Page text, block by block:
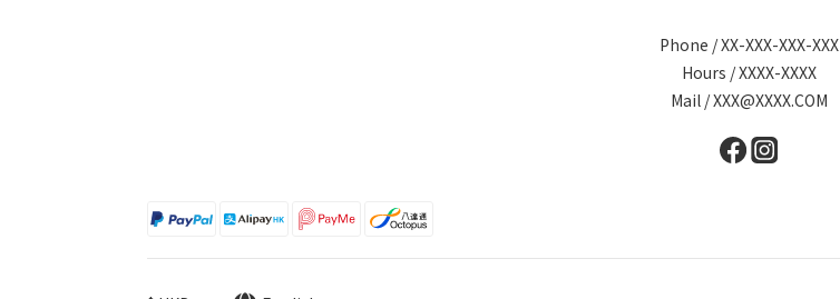
Phone / XX-XXX-XXX-XXX
Hours / XXXX-XXXX
Mail / XXX@XXXX.COM